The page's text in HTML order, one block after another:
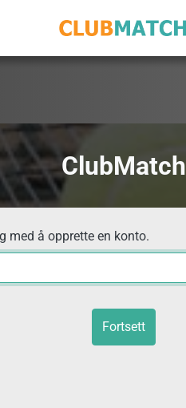
ClubMatch
med å opprette en konto.
Fortsett